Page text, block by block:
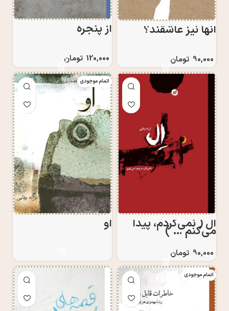
آنها نيز عاشقند؟
90,000 تومان
از پنجره
120,000 تومان
ال ( نمی‌گردم، پیدا
می‌کنم … )
90,000 تومان
اتمام موجودی
او
اتمام موجودی